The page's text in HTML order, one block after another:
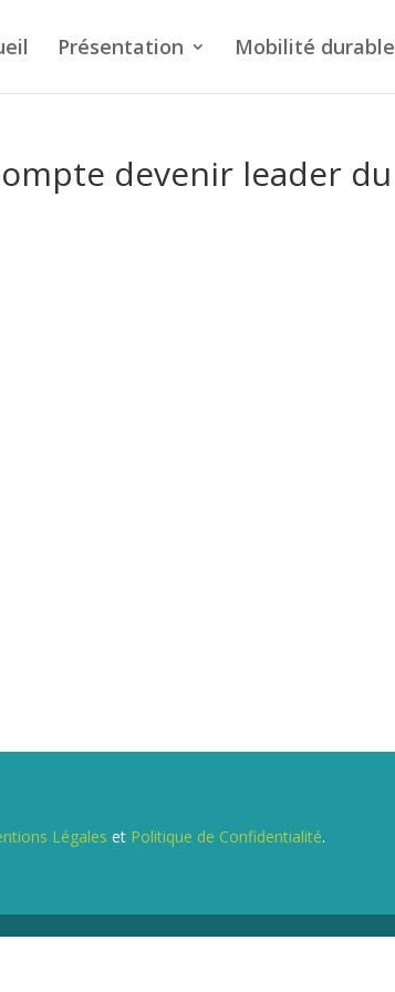
Présentation Mobilité durable
devenir leader du
Légales et Politique de Confidentialité.